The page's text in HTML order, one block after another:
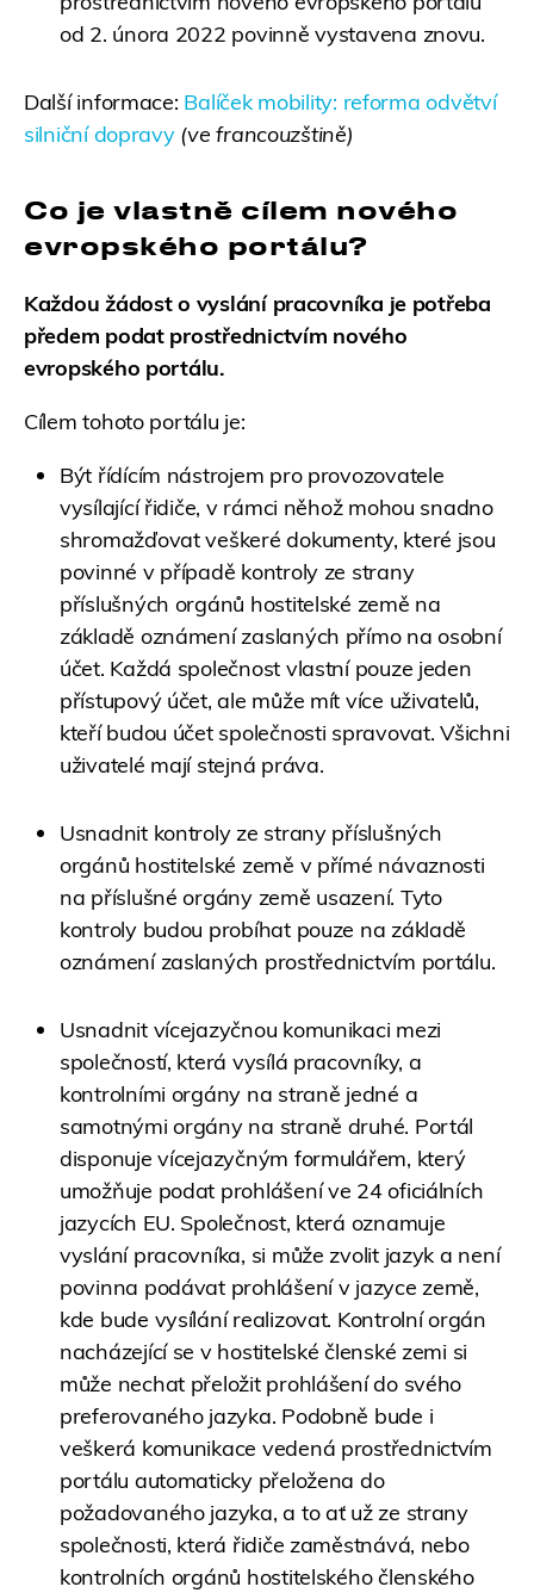
od 2. února 2022 povinně vystavena znovu.
Další informace: Balíček mobility: reforma odvětví
silniční dopravy (ve francouzštině)
Co je vlastně cílem nového
evropského portálu?
Každou žádost o vyslání pracovníka je potřeba
předem podat prostřednictvím nového
evropského portálu.
Cílem tohoto portálu je:
Být řídícím nástrojem pro provozovatele
vysílající řidiče, v rámci něhož mohou snadno
shromažďovat veškeré dokumenty, které jsou
povinné v případě kontroly ze strany
příslušných orgánů hostitelské země na
základě oznámení zaslaných přímo na osobní
účet. Každá společnost vlastní pouze jeden
přístupový účet, ale může mít více uživatelů,
kteří budou účet společnosti spravovat. Všichni
uživatelé mají stejná práva.
Usnadnit kontroly ze strany příslušných
orgánů hostitelské země v přímé návaznosti
na příslušné orgány země usazení. Tyto
kontroly budou probíhat pouze na základě
oznámení zaslaných prostřednictvím portálu.
Usnadnit vícejazyčnou komunikaci mezi
společností, která vysílá pracovníky, a
kontrolními orgány na straně jedné a
samotnými orgány na straně druhé. Portál
disponuje vícejazyčným formulářem, který
umožňuje podat prohlášení ve 24 oficiálních
jazycích EU. Společnost, která oznamuje
vyslání pracovníka, si může zvolit jazyk a není
povinna podávat prohlášení v jazyce země,
kde bude vysílání realizovat. Kontrolní orgán
nacházející se v hostitelské členské zemi si
může nechat přeložit prohlášení do svého
preferovaného jazyka. Podobně bude i
veškerá komunikace vedená prostřednictvím
portálu automaticky přeložena do
požadovaného jazyka, a to ať už ze strany
společnosti, která řidiče zaměstnává, nebo
kontrolních orgánů hostitelského členského